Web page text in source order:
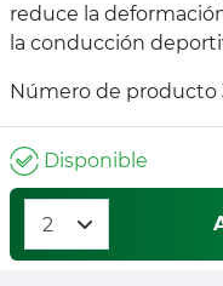
reduce la
la conducción
Número de producto
Disponible